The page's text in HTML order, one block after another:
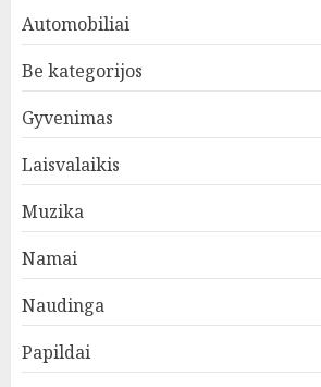
Automobiliai
Be kategorijos
Gyvenimas
Laisvalaikis
Muzika
Namai
Naudinga
Papildai